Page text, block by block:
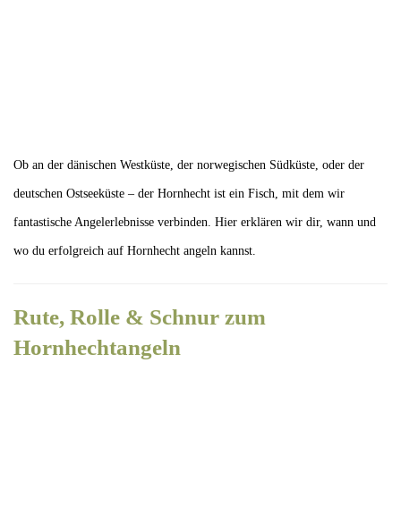
Ob an der dänischen Westküste, der norwegischen Südküste, oder der
deutschen Ostseeküste – der Hornhecht ist ein Fisch, mit dem wir
fantastische Angelerlebnisse verbinden. Hier erklären wir dir, wann und
wo du erfolgreich auf Hornhecht angeln kannst.
Rute, Rolle & Schnur zum
Hornhechtangeln